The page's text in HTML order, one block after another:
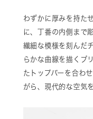
わずかに厚みを持た
に、丁番の内側まで
繊細な模様を刻んだ
らかな曲線を描くブ
たトップバーを合わ
がら、現代的な空気